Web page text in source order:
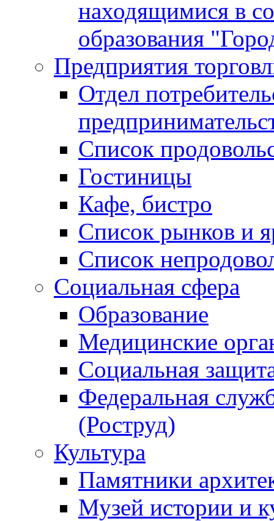
находящимися в
образования
Предприятия
Отдел
Список
Гостиницы
Кафе, бистро
Cписок рынков и
Список
Социальная сфера
Образование
Медицинские
Социальная
Федеральная
(Роструд)
Культура
Памятники
Музей истории и